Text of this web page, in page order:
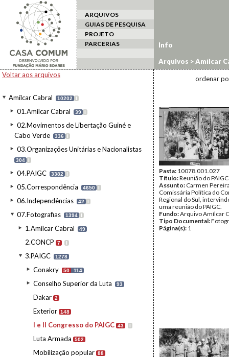
ARQUIVOS
GUIAS DE PESQUISA
PROJETO
PARCERIAS
Voltar aos arquivos
Amílcar Cabral 10202 I
01.Amílcar Cabral 39 I
02.Movimentos de Libertação Guiné e
Cabo Verde
336 I
03.Organizações Unitárias e Nacionalistas
304 I
04.PAIGC 3382 I
05.Correspondência 4650 I
06.Independências 42 I
07.Fotografias 1394 I
1.Amílcar Cabral 49
2.CONCP 7 I
3.PAIGC 1278
Conakry 50 114
Conselho Superior da Luta 93
Dakar 2
Exterior 148
I e II Congresso do PAIGC 43 I
Luta Armada 502
Mobilização popular 88
Info
Arquivos >Amílcar
ordenar
Pasta: 10078.001.027
Título:Reunião do
Assunto: Carmen
Comissária Política do
Regional do Sul,
uma reunião do PAIGC.
Fundo:Arquivo Amílcar
Tipo Documental:
Página(s): 1